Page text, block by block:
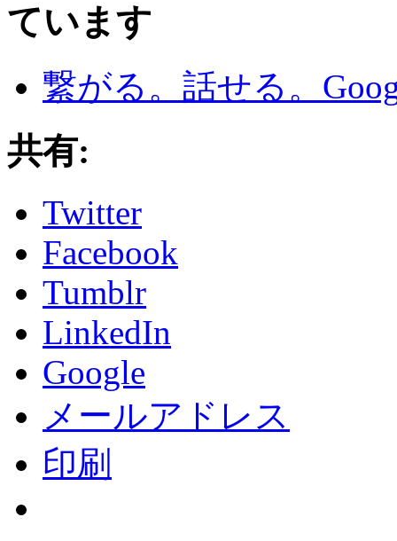
ています
繋がる。話せる。
共有:
Twitter
Facebook
Tumblr
LinkedIn
Google
メールアドレス
印刷